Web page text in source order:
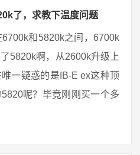
了，求教下温度问题
和5820k之间，6700k
5820k啊，从2600k升级上
一疑惑的是IB-E ex这种顶
呢？毕竟刚刚买一个多